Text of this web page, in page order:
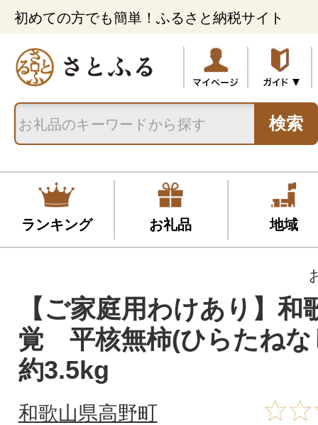
初めての方でも簡単！ふるさと納税サイト
検索
ランキング お礼品 地域
【ご家庭用わけあり】和
覚 平核無柿(ひらたね
約3.5kg
和歌山県高野町